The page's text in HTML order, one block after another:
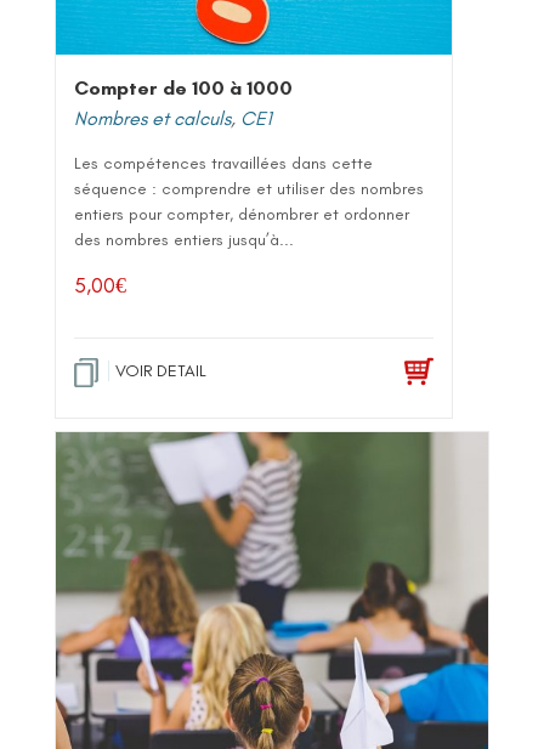
Compter de 100 à 1000
Nombres et calculs, CE1
Les compétences travaillées dans cette
séquence : comprendre et utiliser des nombres
entiers pour compter, dénombrer et ordonner
des nombres entiers jusqu’à...
5,00€
VOIR DETAIL